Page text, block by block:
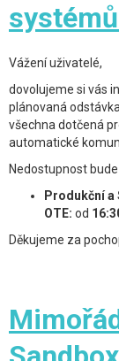
Vážení uživatelé,
dovolujeme si vás
plánovaná
všechna dotčená
automatické
Nedostupnost
Produkční
OTE: od
Děkujeme za